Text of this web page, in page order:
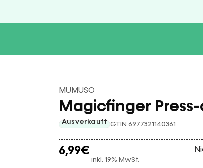
MUMUSO
Magicfinger
Ausverkauft GTIN 6977321140361
6,99€
inkl. 19% MwSt.